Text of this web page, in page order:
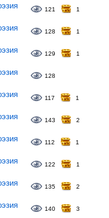
121 1
128 1
129 1
128
117 1
143 2
112 1
122 1
135 2
140 3